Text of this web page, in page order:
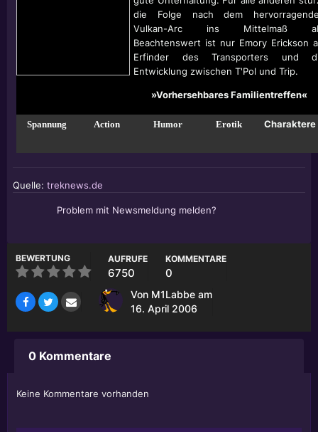
die Folge nach dem
Vulkan-Arc ins Mittelmaß
Beachtenswert ist nur Emory Erickson
Erfinder des Transporters und
Entwicklung zwischen T'Pol und Trip.
»Vorhersehbares Familientreffen«
Spannung Action Humor Erotik Charaktere
Quelle: treknews.de
Problem mit Newsmeldung melden?
BEWERTUNG AUFRUFE
6750
KOMMENTARE
0
Von M1Labbe am
16. April 2006
0 Kommentare
Keine Kommentare vorhanden